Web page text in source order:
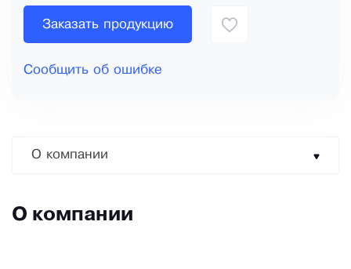
Заказать продукцию
Сообщить об ошибке
О компании
О компании